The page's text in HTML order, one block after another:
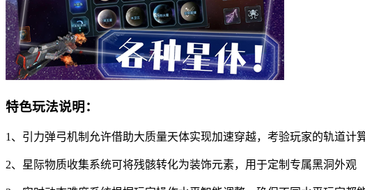
特色玩法说明：
1、引力弹弓机制允许借助大质量天体实现加速穿越，考验玩家的轨道计
2、星际物质收集系统可将残骸转化为装饰元素，用于定制专属黑洞外观